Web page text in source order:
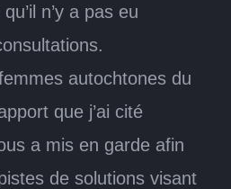
n’y a pas eu
autochtones du
que j’ai cité
a mis en garde afin
de solutions visant